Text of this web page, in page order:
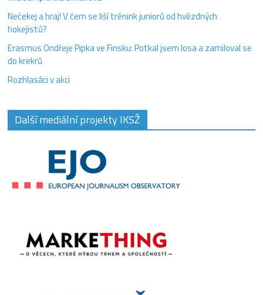
Nečekej a hraj! V čem se liší trénink juniorů od hvězdných
hokejistů?
Erasmus Ondřeje Pipka ve Finsku: Potkal jsem losa a zamiloval se
do krekrů
Rozhlasáci v akci
Další mediální projekty IKSŽ